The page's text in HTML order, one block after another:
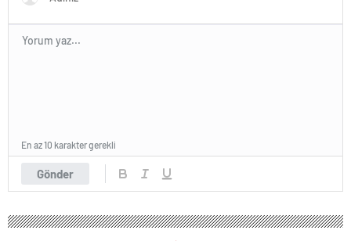
Gönder
En az 10 karakter gerekli